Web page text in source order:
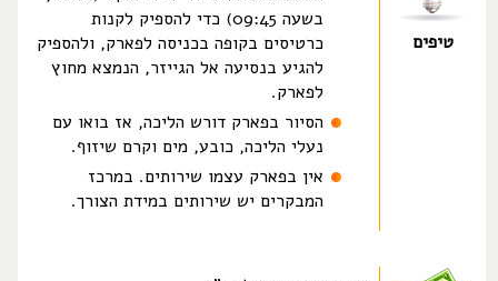
טיפים
בשעה 09:45) כדי להספיק לקנות
כרטיסים בקופה בכניסה לפארק, ולהספיק
להגיע בנסיעה אל הגייזר, הנמצא מחוץ
לפארק.
הסיור בפארק דורש הליכה, אז בואו עם
נעלי הליכה, כובע, מים וקרם שיזוף.
אין בפארק עצמו שירותים. במרכז
המבקרים יש שירותים במידת הצורך.